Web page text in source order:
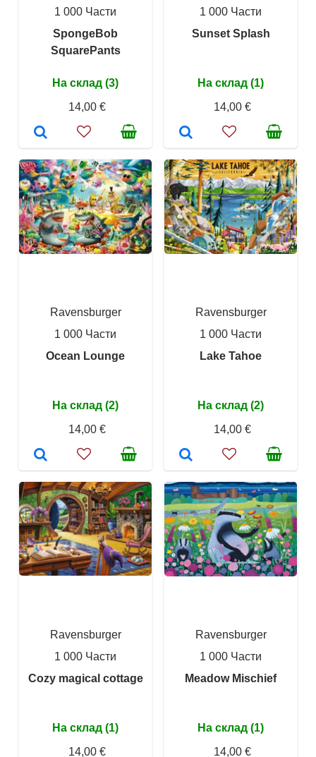
1 000 Части
SpongeBob
SquarePants
На склад (3)
14,00 €
1 000 Части
Sunset Splash
На склад (1)
14,00 €
Ravensburger
1 000 Части
Ocean Lounge
На склад (2)
14,00 €
Ravensburger
1 000 Части
Lake Tahoe
На склад (2)
14,00 €
Ravensburger
1 000 Части
Cozy magical cottage
На склад (1)
14,00 €
Ravensburger
1 000 Части
Meadow Mischief
На склад (1)
14,00 €